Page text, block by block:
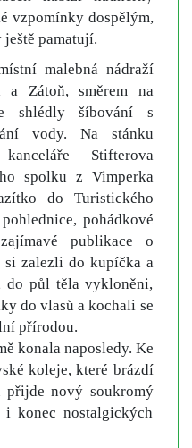
vzpomínky dospělým,
pamatují.
malebná nádraží
a Zátoň, směrem na
shlédly šíbování s
vody. Na stánku
Stifterova
spolku z Vimperka
do Turistického
pohádkové
publikace o
si zalezli do kupíčka a
do půl těla vykloněni,
do vlasů a kochali se
přírodou.
konala naposledy. Ke
koleje, které brázdí
nový soukromý
konec nostalgických